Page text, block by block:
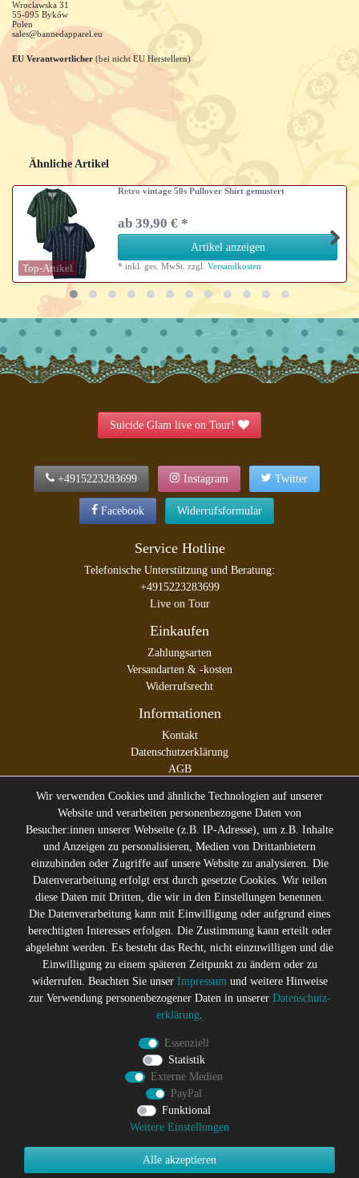
Wroclawska 31
55-095 Byków
Polen
sales@bannedapparel.eu
EU Verantwortlicher (bei nicht EU Herstellern)
Ähnliche Artikel
Top-Artikel
Retro vintage 50s Pullover Shirt gemustert
ab 39,90 € *
Artikel anzeigen
*inkl. ges. MwSt. zzgl.Versandkosten
Suicide Glam live on Tour!
+4915223283699 Instagram Twitter
Facebook Widerrufsformular
Service Hotline
Telefonische Unterstützung und Beratung:
+4915223283699
Live on Tour
Einkaufen
Zahlungsarten
Versandarten & -kosten
Widerrufsrecht
Informationen
Kontakt
Datenschutzerklärung
AGB
* Alle Preise inkl. gesetzl. Mehrwertsteuer zzgl.Versandkosten
** Die durchgestrichenen Preise entsprechen dem ehemaligen
Preis des Verkäufers
Gerne halten wir Sie auf dem
Laufenden
Abonniere den Suicide Glam Newsletter um über Trends,
Schnäppchen, Gutscheine Aktionen und Angebote per E-
Mail informiert zu werden, und erhalte einen 10% Rabatt
Gutschein nach erfolgreicher Anmeldung. Eine
Abmeldung ist jederzeit möglich
Hiermit bestätige ich, dass ich dieDaten­schutz­erklärung
habe. Meine Einwilligung kann ich jederzeit widerrufen.**
Abonnieren
** Hierbei handelt es sich um ein Pflichtfeld.
Wir verwenden Cookies und ähnliche Technologien auf unserer
Website und verarbeiten personenbezogene Daten von
Besucher:innen unserer Webseite (z.B. IP-Adresse), um z.B. Inhalte
und Anzeigen zu personalisieren, Medien von Drittanbietern
einzubinden oder Zugriffe auf unsere Website zu analysieren. Die
Datenverarbeitung erfolgt erst durch gesetzte Cookies. Wir teilen
diese Daten mit Dritten, die wir in den Einstellungen benennen.
Die Datenverarbeitung kann mit Einwilligung oder aufgrund eines
berechtigten Interesses erfolgen. Die Zustimmung kann erteilt oder
abgelehnt werden. Es besteht das Recht, nicht einzuwilligen und die
Einwilligung zu einem späteren Zeitpunkt zu ändern oder zu
widerrufen. Beachten Sie unser Impressumund weitere Hinweise
zur Verwendung personenbezogener Daten in unserer Daten­schutz­
erklärung.
Essenziell
Statistik
Externe Medien
PayPal
Funktional
Weitere Einstellungen
Alle akzeptieren